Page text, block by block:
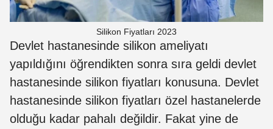
Silikon Fiyatları 2023
Devlet hastanesinde silikon ameliyatı
yapıldığını öğrendikten sonra sıra geldi devlet
hastanesinde silikon fiyatları konusuna. Devlet
hastanesinde silikon fiyatları özel hastanelerde
olduğu kadar pahalı değildir. Fakat yine de